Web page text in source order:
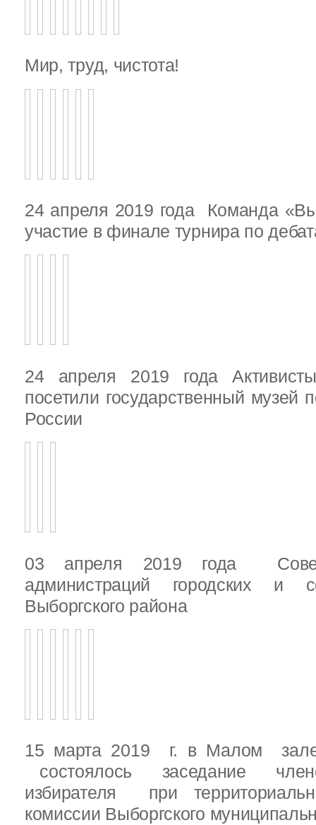
Мир, труд, чистота!
24 апреля 2019 года Команда
участие в финале турнира по
24 апреля 2019 года
посетили государственный музей
России
03 апреля 2019 года
администраций городских и
Выборгского района
15 марта 2019 г. в Малом
состоялось заседание
избирателя при
комиссии Выборгского